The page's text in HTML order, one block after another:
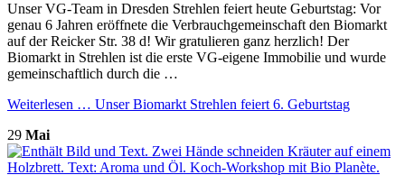
Unser VG-Team in Dresden Strehlen feiert heute Geburtstag: Vor
genau 6 Jahren eröffnete die Verbrauchgemeinschaft den Biomarkt
auf der Reicker Str. 38 d! Wir gratulieren ganz herzlich! Der
Biomarkt in Strehlen ist die erste VG-eigene Immobilie und wurde
gemeinschaftlich durch die …
Weiterlesen … Unser Biomarkt Strehlen feiert 6. Geburtstag
29 Mai